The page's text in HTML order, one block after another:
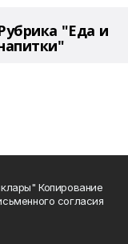
"Еда и
Копирование
согласия